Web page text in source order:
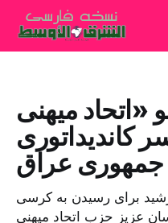
«اتحاد میهنی
کاندیداتوری
عراق
برای رسیدن به کرسی
عزیز حزب اتحاد میهنی